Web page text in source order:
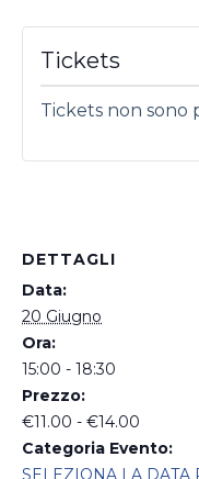
DETTAGLI
Data:
20 Giugno
Ora:
15:00 - 18:30
Prezzo:
€11.00 - €14.00
Categoria Evento:
SELEZIONA LA DATA
Tickets
Tickets non sono